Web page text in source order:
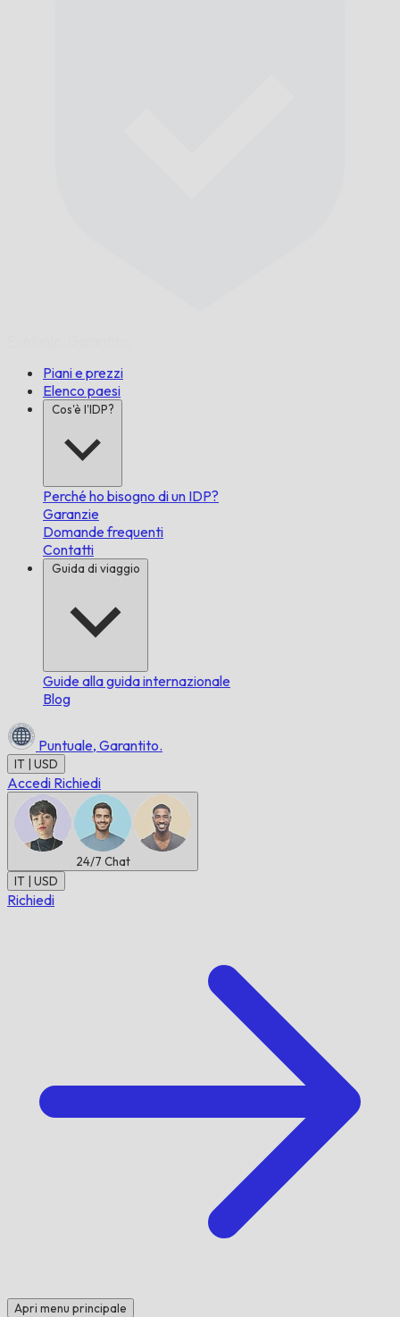
Piani e prezzi
Elenco paesi
Cos'è l'IDP?
Perché ho bisogno di un IDP?
Garanzie
Domande frequenti
Contatti
Guida di viaggio
Guide alla guida internazionale
Blog
Puntuale, Garantito.
IT | USD
Accedi Richiedi
24/7 Chat
IT | USD
Richiedi
Apri menu principale